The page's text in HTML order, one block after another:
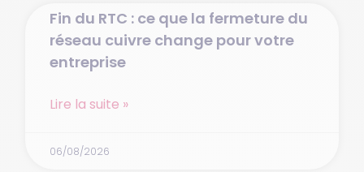
Fin du RTC : ce que la fermeture du
réseau cuivre change pour votre
entreprise
Lire la suite »
06/08/2026